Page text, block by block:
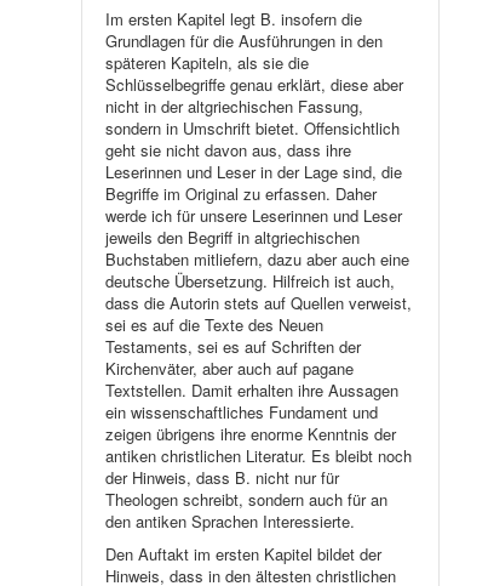
Im ersten Kapitel legt B. insofern die
Grundlagen für die Ausführungen in den
späteren Kapiteln, als sie die
Schlüsselbegriffe genau erklärt, diese aber
nicht in der altgriechischen Fassung,
sondern in Umschrift bietet. Offensichtlich
geht sie nicht davon aus, dass ihre
Leserinnen und Leser in der Lage sind, die
Begriffe im Original zu erfassen. Daher
werde ich für unsere Leserinnen und Leser
jeweils den Begriff in altgriechischen
Buchstaben mitliefern, dazu aber auch eine
deutsche Übersetzung. Hilfreich ist auch,
dass die Autorin stets auf Quellen verweist,
sei es auf die Texte des Neuen
Testaments, sei es auf Schriften der
Kirchenväter, aber auch auf pagane
Textstellen. Damit erhalten ihre Aussagen
ein wissenschaftliches Fundament und
zeigen übrigens ihre enorme Kenntnis der
antiken christlichen Literatur. Es bleibt noch
der Hinweis, dass B. nicht nur für
Theologen schreibt, sondern auch für an
den antiken Sprachen Interessierte.
Den Auftakt im ersten Kapitel bildet der
Hinweis, dass in den ältesten christlichen